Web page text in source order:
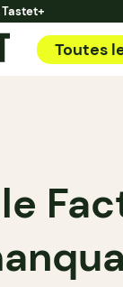
Toutes